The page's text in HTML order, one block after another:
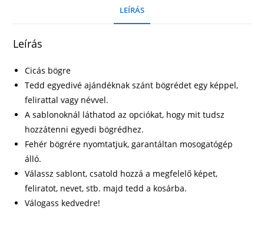
LEÍRÁS
Leírás
Cicás bögre
Tedd egyedivé ajándéknak szánt bögrédet egy képpel,
felirattal vagy névvel.
A sablonoknál láthatod az opciókat, hogy mit tudsz
hozzátenni egyedi bögrédhez.
Fehér bögrére nyomtatjuk, garantáltan mosogatógép
álló.
Válassz sablont, csatold hozzá a megfelelő képet,
feliratot, nevet, stb. majd tedd a kosárba.
Válogass kedvedre!